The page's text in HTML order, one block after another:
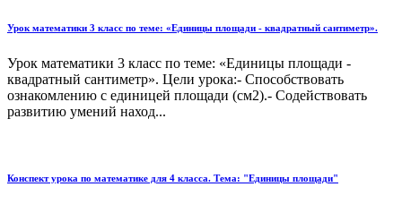
Урок математики 3 класс по теме: «Единицы площади - квадратный сантиметр».
Урок математики 3 класс по теме: «Единицы площади -
квадратный сантиметр». Цели урока:- Способствовать
ознакомлению с единицей площади (см2).- Содействовать
развитию умений наход...
Конспект урока по математике для 4 класса. Тема: "Единицы площади"